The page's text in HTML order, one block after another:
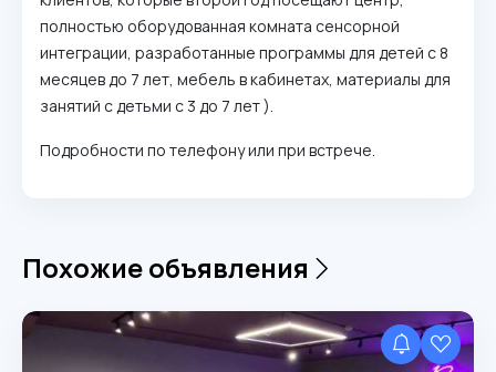
полностью оборудованная комната сенсорной
интеграции, разработанные программы для детей с 8
месяцев до 7 лет, мебель в кабинетах, материалы для
занятий с детьми с 3 до 7 лет ).
Подробности по телефону или при встрече.
Похожие объявления